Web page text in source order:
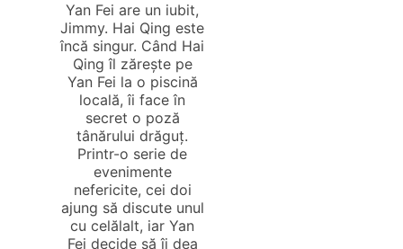
Yan Fei are un iubit,
Jimmy. Hai Qing este
încă singur. Când Hai
Qing îl zărește pe
Yan Fei la o piscină
locală, îi face în
secret o poză
tânărului drăguț.
Printr-o serie de
evenimente
nefericite, cei doi
ajung să discute unul
cu celălalt, iar Yan
Fei decide să îi dea